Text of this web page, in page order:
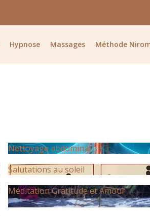
Hypnose Massages Méthode
Nettoyage abdominal
Salutations au soleil
Méditation Gratitude et Amour